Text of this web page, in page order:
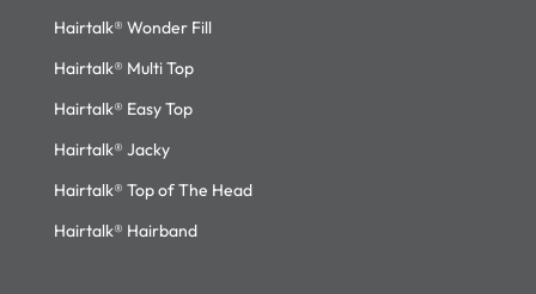
Hairtalk® Wonder Fill
Hairtalk® Multi Top
Hairtalk® Easy Top
Hairtalk® Jacky
Hairtalk® Top of The Head
Hairtalk® Hairband